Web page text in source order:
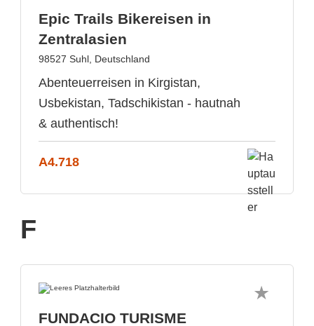
Epic Trails Bikereisen in
Zentralasien
98527 Suhl, Deutschland
Abenteuerreisen in Kirgistan,
Usbekistan, Tadschikistan - hautnah
& authentisch!
A4.718
F
FUNDACIO TURISME